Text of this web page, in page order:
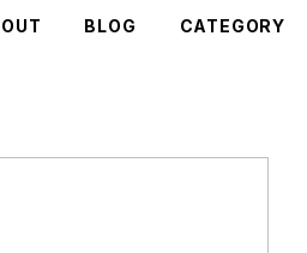
BLOG CATEGORY